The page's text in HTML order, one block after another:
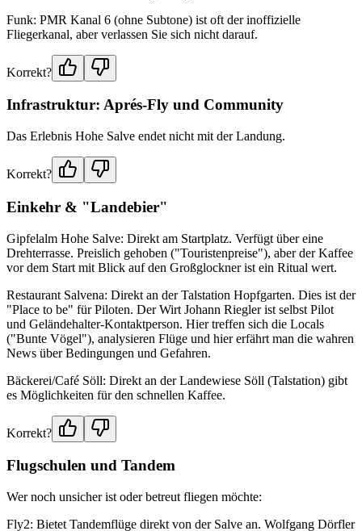
Funk: PMR Kanal 6 (ohne Subtone) ist oft der inoffizielle
Fliegerkanal, aber verlassen Sie sich nicht darauf.
Korrekt?
Infrastruktur: Aprés-Fly und Community
Das Erlebnis Hohe Salve endet nicht mit der Landung.
Korrekt?
Einkehr & "Landebier"
Gipfelalm Hohe Salve: Direkt am Startplatz. Verfügt über eine
Drehterrasse. Preislich gehoben ("Touristenpreise"), aber der Kaffee
vor dem Start mit Blick auf den Großglockner ist ein Ritual wert.
Restaurant Salvena: Direkt an der Talstation Hopfgarten. Dies ist der
"Place to be" für Piloten. Der Wirt Johann Riegler ist selbst Pilot
und Geländehalter-Kontaktperson. Hier treffen sich die Locals
("Bunte Vögel"), analysieren Flüge und hier erfährt man die wahren
News über Bedingungen und Gefahren.
Bäckerei/Café Söll: Direkt an der Landewiese Söll (Talstation) gibt
es Möglichkeiten für den schnellen Kaffee.
Korrekt?
Flugschulen und Tandem
Wer noch unsicher ist oder betreut fliegen möchte:
Fly2: Bietet Tandemflüge direkt von der Salve an. Wolfgang Dörfler